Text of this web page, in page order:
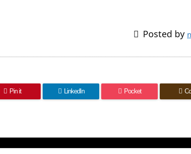
Posted by
Pin it LinkedIn Pocket